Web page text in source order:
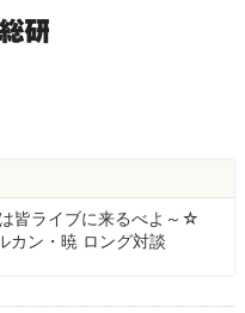
皆ライブに来るべよ～☆
カン・暁 ロング対談